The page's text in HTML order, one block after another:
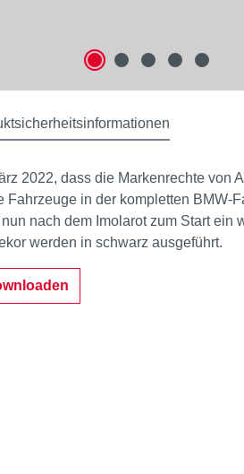
2022, dass die Markenrechte von
Fahrzeuge in der kompletten BMW-
nach dem Imolarot zum Start ein
werden in schwarz ausgeführt.